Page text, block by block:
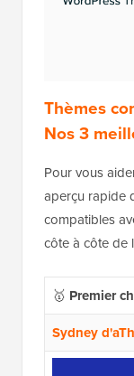
Thèmes
Nos 3
Pour vous
aperçu rapide
compatibles
côte à côte de
🥇 Premier
Sydney